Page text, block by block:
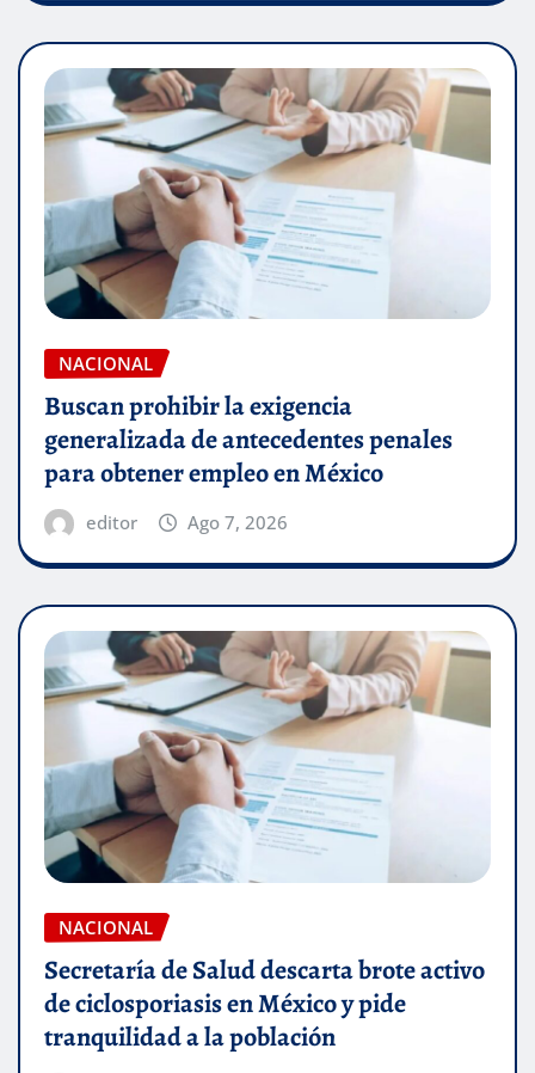
NACIONAL
Buscan prohibir la exigencia
generalizada de antecedentes penales
para obtener empleo en México
editor Ago 7, 2026
NACIONAL
Secretaría de Salud descarta brote activo
de ciclosporiasis en México y pide
tranquilidad a la población